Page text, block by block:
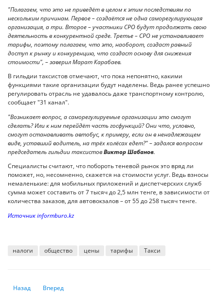
"Полагаем, что это не приведёт в целом к этим последствиям по
нескольким причинам. Первое – создаётся не одна саморегулирующая
организация, а три. Второе – участники СРО будут продолжать свою
деятельность в конкурентной среде. Третье – СРО не устанавливает
тарифы, поэтому полагаем, что это, наоборот, создаст равный
доступ к рынку и конкуренцию, что создаст основу для снижения
стоимости", – заверил Марат Карабаев.
В гильдии таксистов отмечают, что пока непонятно, какими
функциями такие организации будут наделены. Ведь ранее успешно
регулировать отрасль не удавалось даже транспортному контролю,
сообщает "31 канал".
"Возникает вопрос, а саморегулируемые организации это смогут
сделать? Или к ним перейдёт часть госфункций? Они что, условно,
смогут останавливать автобус, к примеру, если он в ненадлежащем
виде, уставший водитель, на трёх колёсах едет?" – задался вопросом
председатель гильдии таксистовВиктор Шабанов.
Специалисты считают, что побороть теневой рынок это вряд ли
поможет, но, несомненно, скажется на стоимости услуг. Ведь взносы
немаленькие: для мобильных приложений и диспетчерских служб
сумма может составить от 7 тысяч до 2,5 млн тенге, в зависимости от
количества заказов, для автовокзалов – от 55 до 258 тысяч тенге.
Источник informburo.kz
налоги общество цены тарифы Такси
Предыдущий: Готов ли Алматы к разрушительным землетрясениям,
Назад Следующий: Казахстан признан одной из лучших стран
Вперед